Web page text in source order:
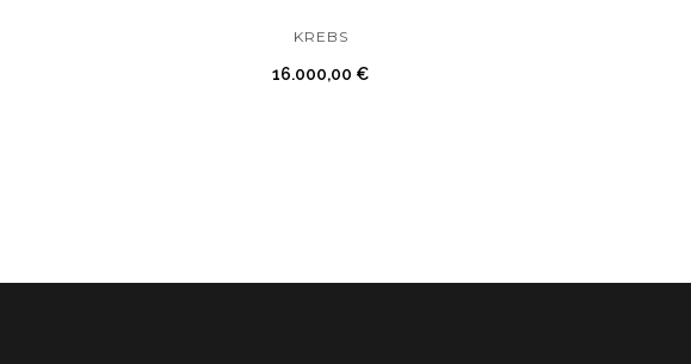
KREBS
16.000,00 €